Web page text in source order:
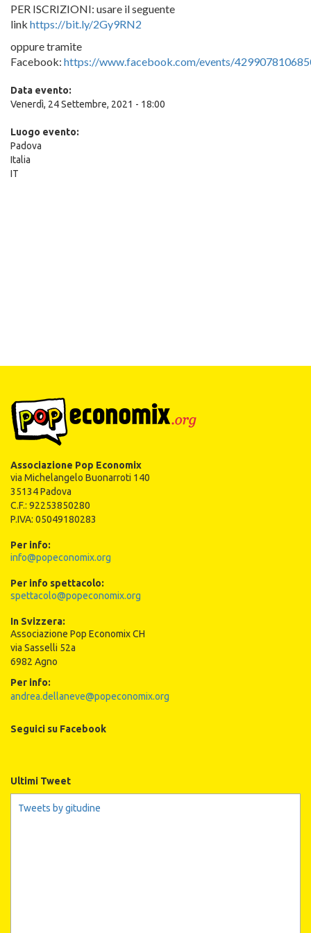
PER ISCRIZIONI: usare il seguente
link https://bit.ly/2Gy9RN2
oppure tramite
Facebook: https://www.facebook.com/events/
Data evento:
Venerdì, 24 Settembre, 2021 - 18:00
Luogo evento:
Padova
Italia
IT
Associazione Pop Economix
via Michelangelo Buonarroti 140
35134 Padova
C.F.: 92253850280
P.IVA: 05049180283
Per info:
info@popeconomix.org
Per info spettacolo:
spettacolo@popeconomix.org
In Svizzera:
Associazione Pop Economix CH
via Sasselli 52a
6982 Agno
Per info:
andrea.dellaneve@popeconomix.org
Seguici su Facebook
Ultimi Tweet
Tweets by gitudine